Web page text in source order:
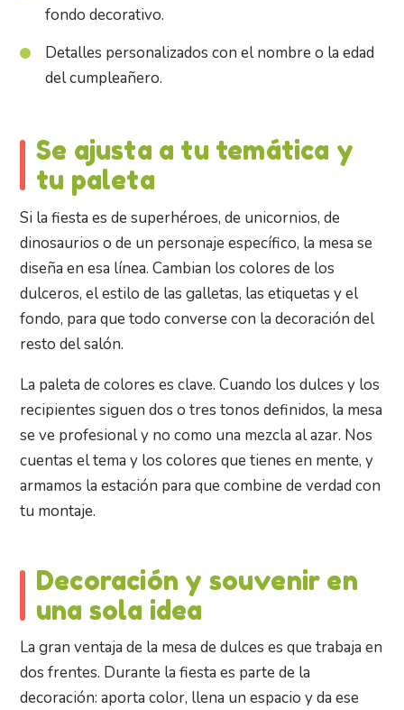
fondo decorativo.
Detalles personalizados con el nombre o la edad
del cumpleañero.
Se ajusta a tu temática y
tu paleta
Si la fiesta es de superhéroes, de unicornios, de
dinosaurios o de un personaje específico, la mesa se
diseña en esa línea. Cambian los colores de los
dulceros, el estilo de las galletas, las etiquetas y el
fondo, para que todo converse con la decoración del
resto del salón.
La paleta de colores es clave. Cuando los dulces y los
recipientes siguen dos o tres tonos definidos, la mesa
se ve profesional y no como una mezcla al azar. Nos
cuentas el tema y los colores que tienes en mente, y
armamos la estación para que combine de verdad con
tu montaje.
Decoración y souvenir en
una sola idea
La gran ventaja de la mesa de dulces es que trabaja en
dos frentes. Durante la fiesta es parte de la
decoración: aporta color, llena un espacio y da ese